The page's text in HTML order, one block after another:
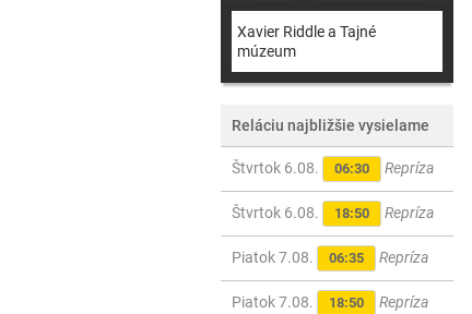
Xavier Riddle a Tajné
múzeum
Reláciu najbližšie vysielame
Štvrtok 6.08. 06:30 Repríza
Štvrtok 6.08. 18:50 Repríza
Piatok 7.08. 06:35 Repríza
Piatok 7.08. 18:50 Repríza